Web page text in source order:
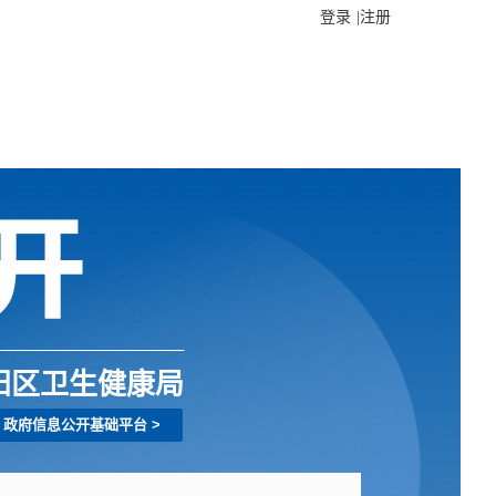
登录 注册
区卫生健康局
政府信息公开基础平台>